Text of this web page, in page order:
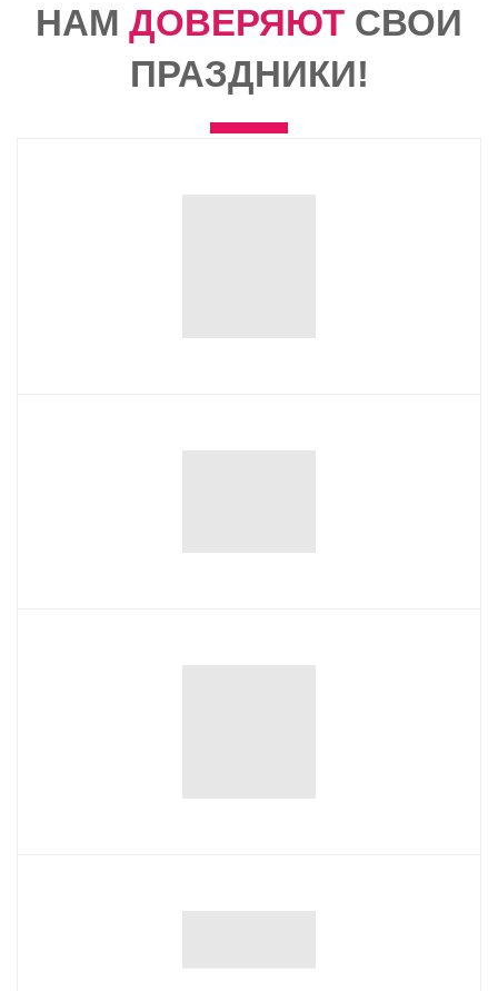
НАМ ДОВЕРЯЮТ СВОИ
ПРАЗДНИКИ!